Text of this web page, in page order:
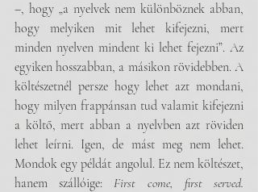
–, hogy „a nyelvek nem különböznek abban,
hogy melyiken mit lehet kifejezni, mert
minden nyelven mindent ki lehet fejezni”. Az
egyiken hosszabban, a másikon rövidebben. A
költészetnél persze hogy lehet azt mondani,
hogy milyen frappánsan tud valamit kifejezni
a költő, mert abban a nyelvben azt röviden
lehet leírni. Igen, de mást meg nem lehet.
Mondok egy példát angolul. Ez nem költészet,
hanem szállóige: First come, first served.